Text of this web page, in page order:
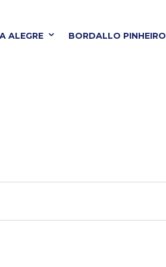
ALEGRE BORDALLO PINHEIRO